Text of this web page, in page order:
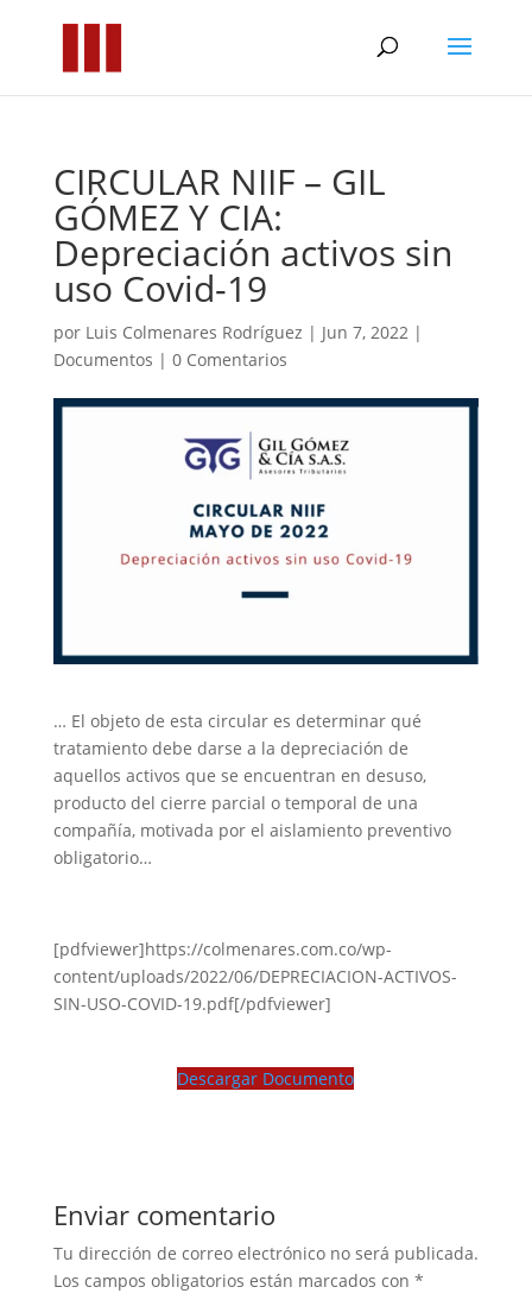
CIRCULAR NIIF – GIL
GÓMEZ Y CIA:
Depreciación activos sin
uso Covid-19
por Luis Colmenares Rodríguez | Jun 7, 2022|
Documentos | 0 Comentarios
… El objeto de esta circular es determinar qué
tratamiento debe darse a la depreciación de
aquellos activos que se encuentran en desuso,
producto del cierre parcial o temporal de una
compañía, motivada por el aislamiento preventivo
obligatorio…
[pdfviewer]https://colmenares.com.co/wp-
content/uploads/2022/06/DEPRECIACION-ACTIVOS-
SIN-USO-COVID-19.pdf[/pdfviewer]
Descargar Documento
Enviar comentario
Tu dirección de correo electrónico no será publicada.
Los campos obligatorios están marcados con *